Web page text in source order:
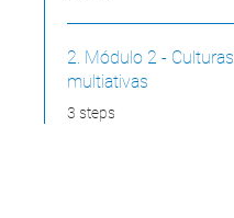
2. Módulo 2 - Culturas
multiativas
.3 steps